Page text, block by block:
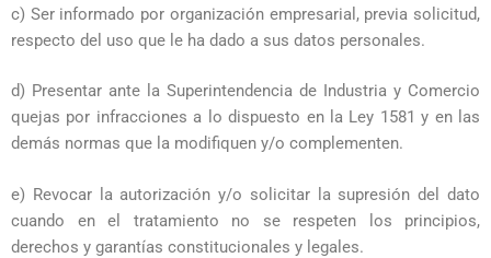
c) Ser informado por organización empresarial, previa solicitud,
respecto del uso que le ha dado a sus datos personales.
d) Presentar ante la Superintendencia de Industria y Comercio
quejas por infracciones a lo dispuesto en la Ley 1581 y en las
demás normas que la modifiquen y/o complementen.
e) Revocar la autorización y/o solicitar la supresión del dato
cuando en el tratamiento no se respeten los principios,
derechos y garantías constitucionales y legales.